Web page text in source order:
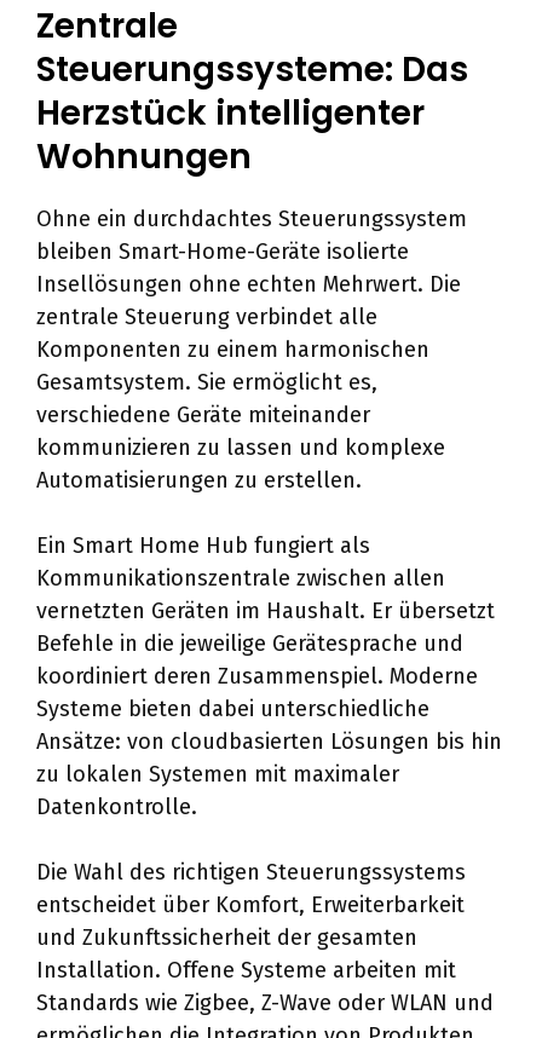
Zentrale
Steuerungssysteme: Das
Herzstück intelligenter
Wohnungen
Ohne ein durchdachtes Steuerungssystem
bleiben Smart-Home-Geräte isolierte
Insellösungen ohne echten Mehrwert. Die
zentrale Steuerung verbindet alle
Komponenten zu einem harmonischen
Gesamtsystem. Sie ermöglicht es,
verschiedene Geräte miteinander
kommunizieren zu lassen und komplexe
Automatisierungen zu erstellen.
Ein Smart Home Hub fungiert als
Kommunikationszentrale zwischen allen
vernetzten Geräten im Haushalt. Er übersetzt
Befehle in die jeweilige Gerätesprache und
koordiniert deren Zusammenspiel. Moderne
Systeme bieten dabei unterschiedliche
Ansätze: von cloudbasierten Lösungen bis hin
zu lokalen Systemen mit maximaler
Datenkontrolle.
Die Wahl des richtigen Steuerungssystems
entscheidet über Komfort, Erweiterbarkeit
und Zukunftssicherheit der gesamten
Installation. Offene Systeme arbeiten mit
Standards wie Zigbee, Z-Wave oder WLAN und